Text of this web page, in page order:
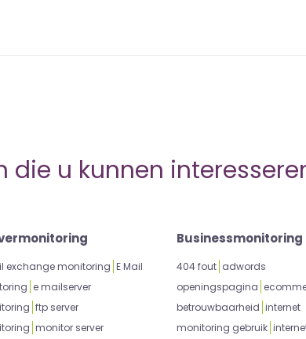
die u kunnen
exchange monitoring E Mail
e mailserver
ftp server
monitor server
Businessmonitoring
404 fout adwords
openingspagina
betrouwbaarheid internet
monitoring gebruik